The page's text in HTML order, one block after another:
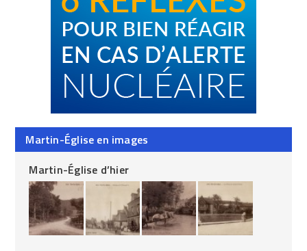
Martin-Église en images
Martin-Église d’hier